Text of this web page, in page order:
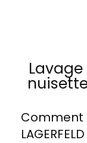
Comment